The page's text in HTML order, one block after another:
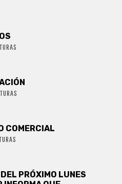
COMERCIAL
PRÓXIMO LUNES